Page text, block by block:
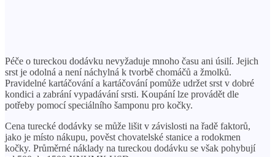
Péče o tureckou dodávku nevyžaduje mnoho času ani úsilí. Jejich
srst je odolná a není náchylná k tvorbě chomáčů a žmolků.
Pravidelné kartáčování a kartáčování pomůže udržet srst v dobré
kondici a zabrání vypadávání srsti. Koupání lze provádět dle
potřeby pomocí speciálního šamponu pro kočky.
Cena turecké dodávky se může lišit v závislosti na řadě faktorů,
jako je místo nákupu, pověst chovatelské stanice a rodokmen
kočky. Průměrné náklady na tureckou dodávku se však pohybují